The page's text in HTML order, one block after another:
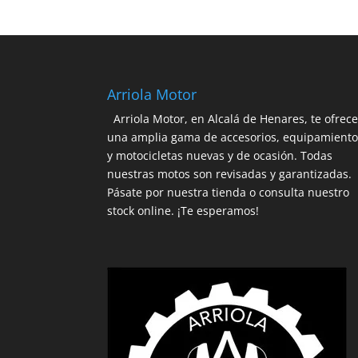
Arriola Motor
Arriola Motor, en Alcalá de Henares, te ofrece
una amplia gama de accesorios, equipamiento
y motocicletas nuevas y de ocasión. Todas
nuestras motos son revisadas y garantizadas.
Pásate por nuestra tienda o consulta nuestro
stock online. ¡Te esperamos!